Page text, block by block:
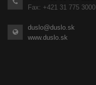
Fax: +421 31 775 3000
duslo@duslo.sk
www.duslo.sk